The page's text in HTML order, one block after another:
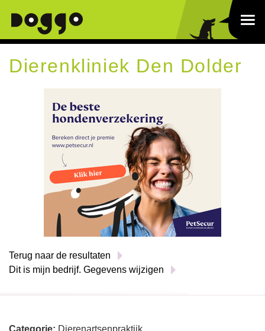
Dierenkliniek Den Dolder
Terug naar de resultaten
Dit is mijn bedrijf. Gegevens wijzigen
Categorie: Dierenartsenpraktijk